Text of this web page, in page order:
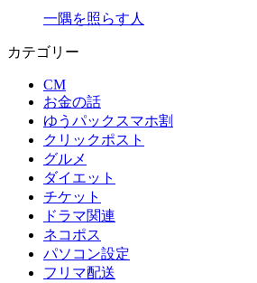
一隅を照らす人
カテゴリー
CM
お金の話
ゆうパックスマホ割
クリックポスト
グルメ
ダイエット
チケット
ドラマ関連
ネコポス
パソコン設定
フリマ配送